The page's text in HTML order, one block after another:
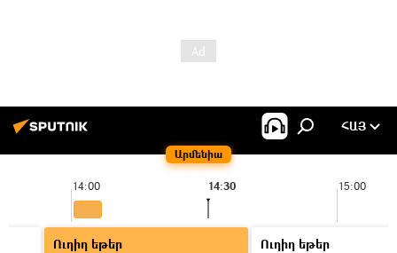
Արմենիա
ՀԱՅ
14:00 15:00
14:30
Ուղիղ եթեր
Ուղիղ եթեր